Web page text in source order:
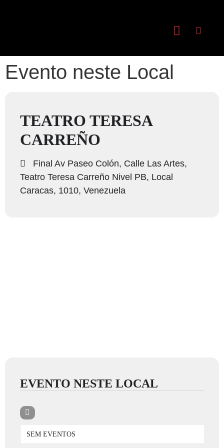
Evento neste Local
TEATRO TERESA
CARREÑO
Final Av Paseo Colón, Calle Las Artes,
Teatro Teresa Carreño Nivel PB, Local
Caracas, 1010, Venezuela
EVENTO NESTE LOCAL
SEM EVENTOS